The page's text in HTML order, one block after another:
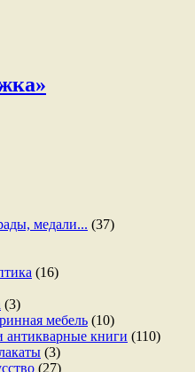
медали... (37)
(16)
(3)
мебель (10)
антикварные книги (110)
(3)
(27)